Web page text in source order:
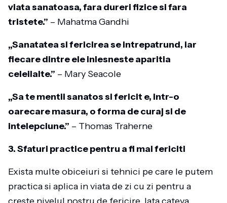
viata sanatoasa, fara dureri fizice si fara
tristete.” – Mahatma Gandhi
„Sanatatea si fericirea se intrepatrund, iar
fiecare dintre ele inlesneste aparitia
celeilalte.” – Mary Seacole
„Sa te mentii sanatos si fericit e, intr-o
oarecare masura, o forma de curaj si de
intelepciune.” – Thomas Traherne
3. Sfaturi practice pentru a fi mai fericiti
Exista multe obiceiuri si tehnici pe care le putem
practica si aplica in viata de zi cu zi pentru a